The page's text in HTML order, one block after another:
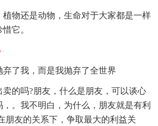
还是动物，生命对于大家都是一样
它。
了我，而是我抛弃了全世界
吗?朋友，什么是朋友，可以谈心
。我不明白，为什么，朋友就是有利
朋友的关系下，争取最大的利益关